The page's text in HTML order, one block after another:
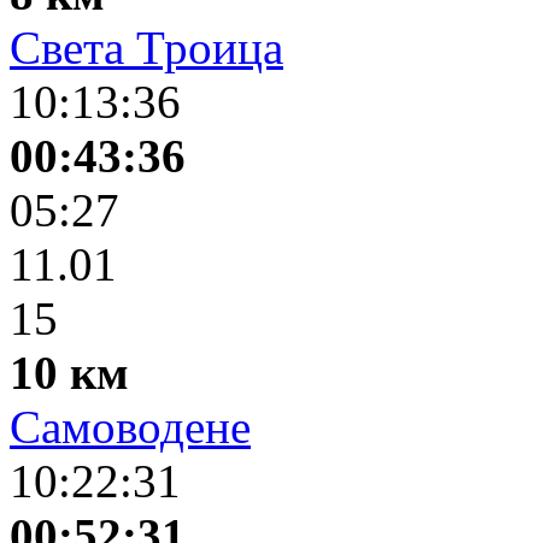
Света Троица
10:13:36
00:43:36
05:27
11.01
15
10 км
Самоводене
10:22:31